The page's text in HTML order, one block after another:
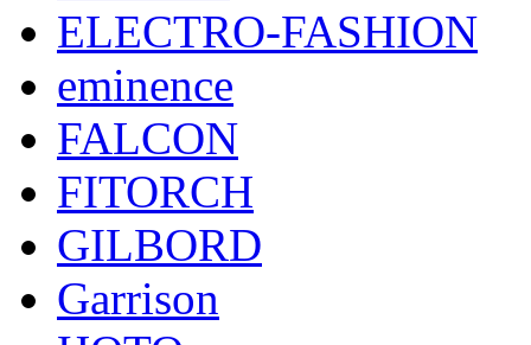
ELECTRO-FASHION
eminence
FALCON
FITORCH
GILBORD
Garrison